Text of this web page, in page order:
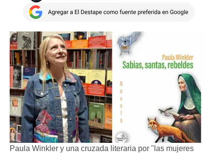
Paula Winkler y una cruzada literaria por "las mujeres